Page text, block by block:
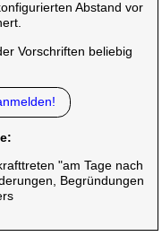
Abstand vor
Vorschriften beliebig
"am Tage nach
Begründungen